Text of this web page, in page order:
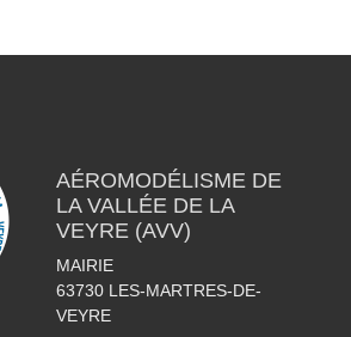
AÉROMODÉLISME DE
LA VALLÉE DE LA
VEYRE (AVV)
MAIRIE
63730 LES-MARTRES-DE-
VEYRE